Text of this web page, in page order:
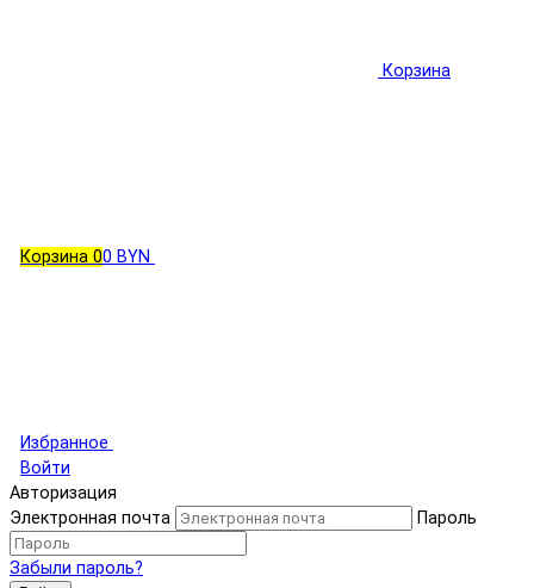
Корзина
Корзина 00 BYN
Избранное
Войти
Авторизация
Электронная почта
Пароль
Забыли пароль?